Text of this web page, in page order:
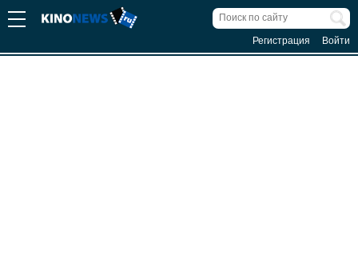
Регистрация Войти